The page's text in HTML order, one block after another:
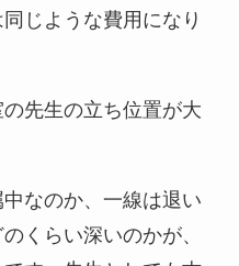
じような費用になり
先生の立ち位置が大
なのか、一線は退い
くらい深いのかが、